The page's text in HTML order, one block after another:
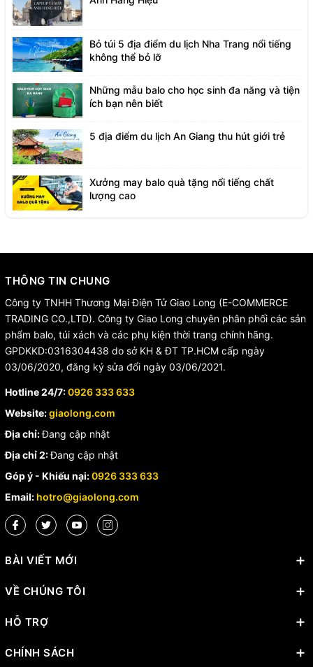
Bỏ túi 5 địa điểm du lịch Nha Trang nổi tiếng
không thể bỏ lỡ
Những mẫu balo cho học sinh đa năng và tiện
ích bạn nên biết
5 địa điểm du lịch An Giang thu hút giới trẻ
Xưởng may balo quà tặng nổi tiếng chất
lượng cao
THÔNG TIN CHUNG
Công ty TNHH Thương Mại Điện Tử Giao Long (E-COMMERCE
TRADING CO.,LTD). Công ty Giao Long chuyên phân phối các sản
phẩm balo, túi xách và các phụ kiện thời trang chính hãng.
GPDKKD:0316304438 do sở KH & ĐT TP.HCM cấp ngày
03/06/2020, đăng ký sửa đổi ngày 03/06/2021.
Hotline 24/7:0926 333 633
Website:giaolong.com
Địa chỉ:Đang cập nhật
Địa chỉ 2:Đang cập nhật
Góp ý - Khiếu nại:0926 333 633
Email: hotro@giaolong.com
BÀI VIẾT MỚI
VỀ CHÚNG TÔI
HỖ TRỢ
CHÍNH SÁCH